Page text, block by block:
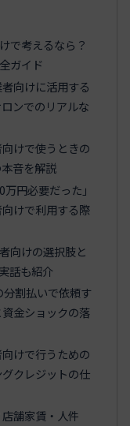
で考えるなら？
ガイド
向けに活用する
ンでのリアルな
けで使うときの
音を解説
円必要だった」
けで利用する際
向けの選択肢と
話も紹介
割払いで依頼す
金ショックの落
けで行うための
クレジットの仕
舗家賃・人件